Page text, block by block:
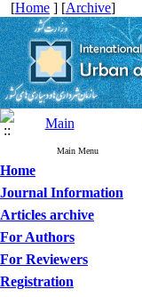
[Home ] [Archive]
Main
Main Menu
Home
Journal Information
Articles archive
For Authors
For Reviewers
Registration